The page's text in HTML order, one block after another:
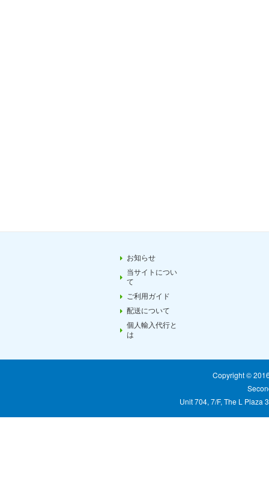
お知らせ
当サイトについ
て
ご利用ガイド
配送について
個人輸入代行と
は
Copyright ©
Unit 704, 7/F, The L Plaza